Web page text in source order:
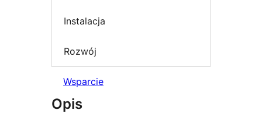
Instalacja
Rozwój
Wsparcie
Opis